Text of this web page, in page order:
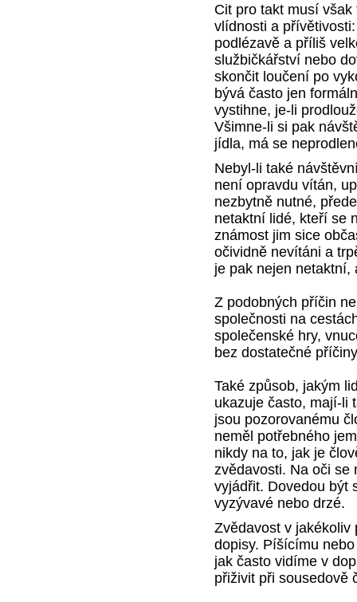
Cit pro takt musí
vlídnosti a
podlézavě a příliš
službičkářství nebo
skončit loučení po
bývá často jen
vystihne, je-li
Všimne-li si pak
jídla, má se
Nebyl-li také
není opravdu vítán,
nezbytně nutné,
netaktní lidé, kteří se
známost jim sice
očividně nevítáni a
je pak nejen netaktní,
Z podobných příčin
společnosti na
společenské hry,
bez dostatečné
Také způsob, jakým
ukazuje často, mají-li
jsou pozorovanému
neměl potřebného
nikdy na to, jak je
zvědavosti. Na oči se
vyjádřit. Dovedou být
vyzývavé nebo drzé.
Zvědavost v
dopisy. Píšícímu
jak často vidíme v
přiživit při sousedově